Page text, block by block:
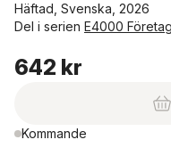
Häftad, Svenska, 2026
Del i serien E4000
642 kr
Kommande